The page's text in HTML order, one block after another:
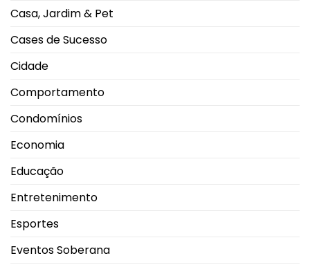
nas
de
exibição
Casa, Jardim & Pet
Cases de Sucesso
Cidade
Comportamento
Condomínios
Economia
Educação
Entretenimento
Esportes
Eventos Soberana